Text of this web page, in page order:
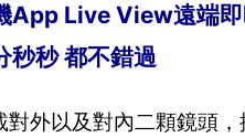
App Live View遠端
秒秒 都不錯過
外以及對內二顆鏡頭